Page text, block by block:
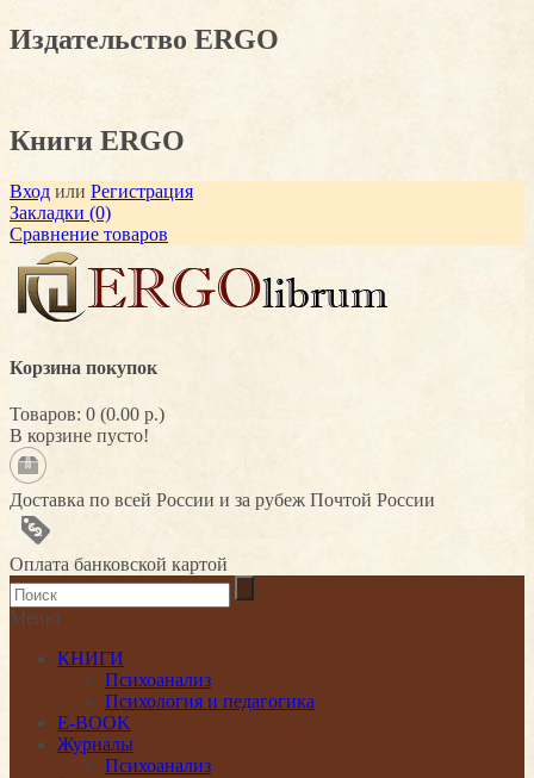
Издательство ERGO
Книги ERGO
Вход или Регистрация
Закладки (0)
Сравнение товаров
Корзина покупок
Товаров: 0 (0.00 р.)
В корзине пусто!
Доставка по всей России и за рубеж Почтой России
Оплата банковской картой
Меню
КНИГИ
Психоанализ
Психология и педагогика
E-BOOK
Журналы
Психоанализ